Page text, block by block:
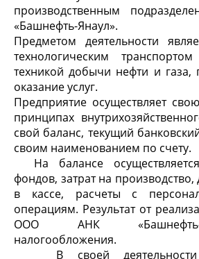
производственным
«Башнефть-Янаул».
Предметом деятельности
технологическим
техникой добычи нефти и газа,
оказание услуг.
Предприятие осуществляет
принципах
свой баланс, текущий
своим наименованием по счету.
На балансе
фондов, затрат на
в кассе, расчеты с
операциям. Результат от
ООО АНК «Башнефть-
налогообложения.
В своей деятельности